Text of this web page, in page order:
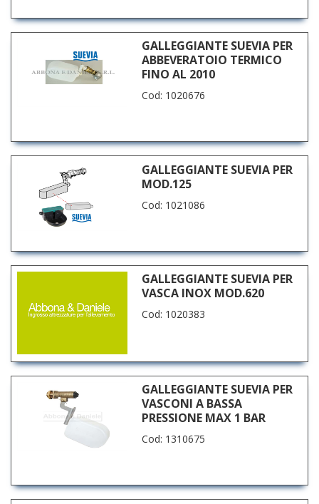
GALLEGGIANTE SUEVIA PER
ABBEVERATOIO TERMICO
FINO AL 2010
Cod: 1020676
GALLEGGIANTE SUEVIA PER
MOD.125
Cod: 1021086
GALLEGGIANTE SUEVIA PER
VASCA INOX MOD.620
Cod: 1020383
GALLEGGIANTE SUEVIA PER
VASCONI A BASSA
PRESSIONE MAX 1 BAR
Cod: 1310675